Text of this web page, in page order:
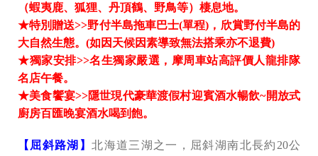
（蝦夷鹿、狐狸、丹頂鶴、野鳥等）棲息地。
★特別贈送>>野付半島拖車巴士(單程)，欣賞野付半島的
大自然生態。(如因天候因素導致無法搭乘亦不退費)
★獨家安排>>名生獨家嚴選，摩周車站高評價人龍排隊
名店午餐。
★美食饗宴>>隱世現代豪華渡假村迎賓酒水暢飲~開放式
廚房百匯晚宴酒水喝到飽。
【屈斜路湖】北海道三湖之一，屈斜湖南北長約20公